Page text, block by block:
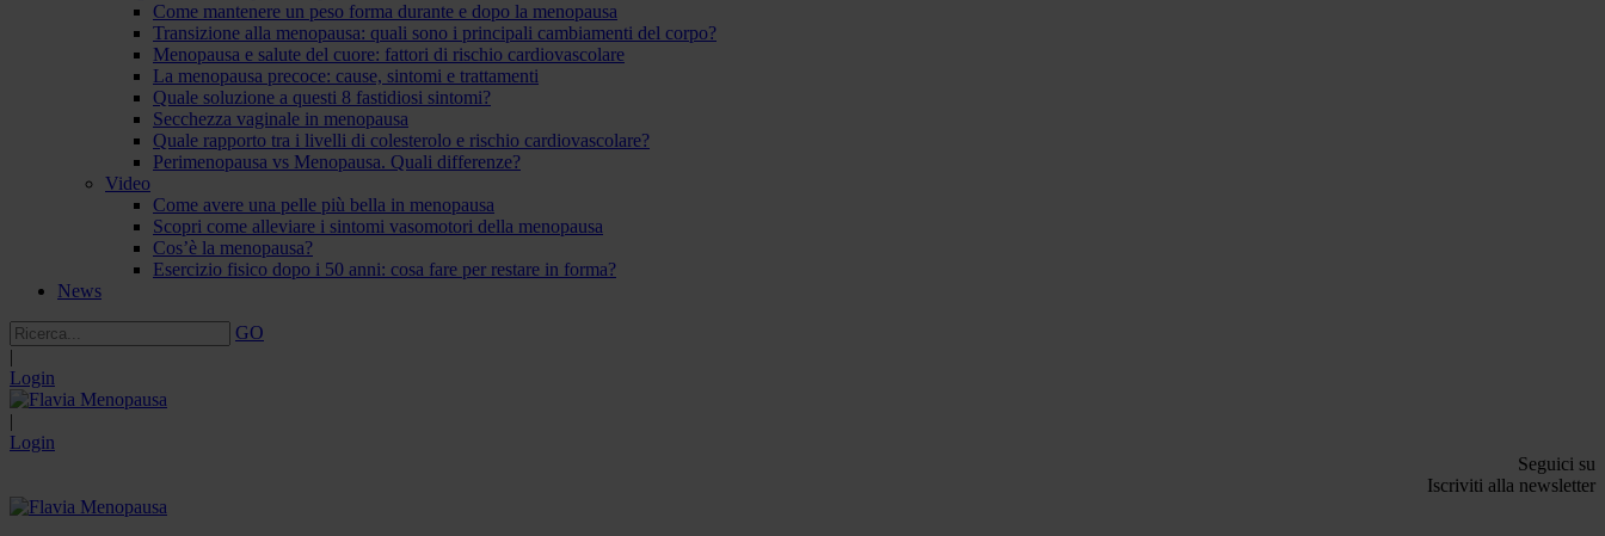
Come mantenere un peso forma durante e dopo la menopausa
Transizione alla menopausa: quali sono i principali cambiamenti del corpo?
Menopausa e salute del cuore: fattori di rischio cardiovascolare
La menopausa precoce: cause, sintomi e trattamenti
Quale soluzione a questi 8 fastidiosi sintomi?
Secchezza vaginale in menopausa
Quale rapporto tra i livelli di colesterolo e rischio cardiovascolare?
Perimenopausa vs Menopausa. Quali differenze?
Video
Come avere una pelle più bella in menopausa
Scopri come alleviare i sintomi vasomotori della menopausa
Cos’è la menopausa?
Esercizio fisico dopo i 50 anni: cosa fare per restare in forma?
News
GO
|
Login
|
Login
Seguici su
Iscriviti alla newsletter